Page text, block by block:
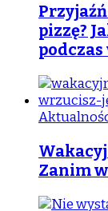
pizzę?
Zanim